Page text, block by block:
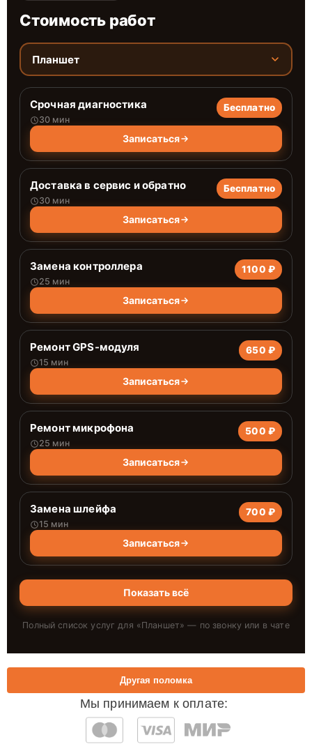
Стоимость работ
Планшет
Срочная диагностика
30 мин
Бесплатно
Записаться
Доставка в сервис и обратно
30 мин
Бесплатно
Записаться
Замена контроллера
25 мин
1100 ₽
Записаться
Ремонт GPS-модуля
15 мин
650 ₽
Записаться
Ремонт микрофона
25 мин
500 ₽
Записаться
Замена шлейфа
15 мин
700 ₽
Записаться
Показать всё
Полный список услуг для «Планшет» — по звонку или в чате
Мы принимаем к оплате:
Другая поломка